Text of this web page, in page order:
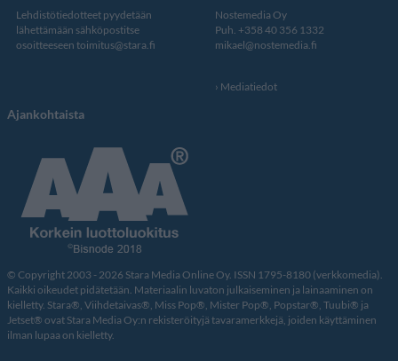
Lehdistötiedotteet pyydetään
lähettämään sähköpostitse
osoitteeseen toimitus@stara.fi
Nostemedia Oy
Puh. +358 40 356 1332
mikael@nostemedia.fi
Mediatiedot
Ajankohtaista
© Copyright 2003 - 2026 Stara Media Online Oy. ISSN 1795-8180 (verkkomedia).
Kaikki oikeudet pidätetään. Materiaalin luvaton julkaiseminen ja lainaaminen on
kielletty. Stara®, Viihdetaivas®, Miss Pop®, Mister Pop®, Popstar®, Tuubi® ja
Jetset® ovat Stara Media Oy:n rekisteröityjä tavaramerkkejä, joiden käyttäminen
ilman lupaa on kielletty.